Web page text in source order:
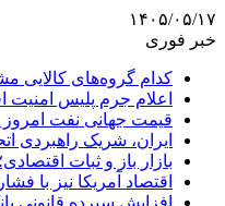
۱۴۰۵/۰۵/۱۷
خبر فوری
کدام گروه‌های کالایی
اعلام جرم پلیس امنیت
قیمت جهانی نفت امروز ۱۶ مرداد؛ هر بشکه برنت ۸۳ دلار و ۲۹ سنت
ایران، شریک راهبردی
بازار باز و ثبات
اقتصاد آمریکا نیز با
افزایش سپرده قانونی